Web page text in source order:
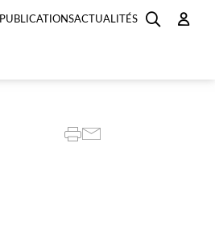
PUBLICATIONSACTUALITÉS